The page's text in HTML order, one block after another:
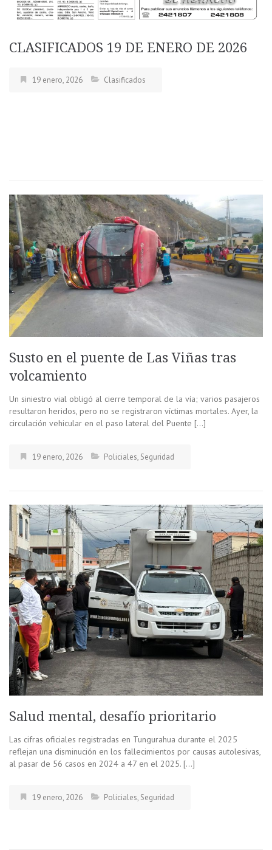
CLASIFICADOS 19 DE ENERO DE 2026
19 enero, 2026 Clasificados
Susto en el puente de Las Viñas tras
volcamiento
Un siniestro vial obligó al cierre temporal de la vía; varios pasajeros
resultaron heridos, pero no se registraron víctimas mortales. Ayer, la
circulación vehicular en el paso lateral del Puente […]
19 enero, 2026 Policiales, Seguridad
Salud mental, desafío prioritario
Las cifras oficiales registradas en Tungurahua durante el 2025
reflejan una disminución en los fallecimientos por causas autolesivas,
al pasar de 56 casos en 2024 a 47 en el 2025. […]
19 enero, 2026 Policiales, Seguridad